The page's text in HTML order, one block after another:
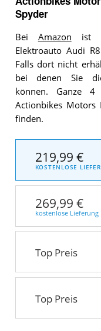
Spyder
Bei Amazon ist
Elektroauto Audi
Falls dort nicht
bei denen Sie
können. Ganze
Actionbikes Motors
finden.
219,99 €
KOSTENLOSE
269,99 €
kostenlose Lieferung
Top Preis
Top Preis